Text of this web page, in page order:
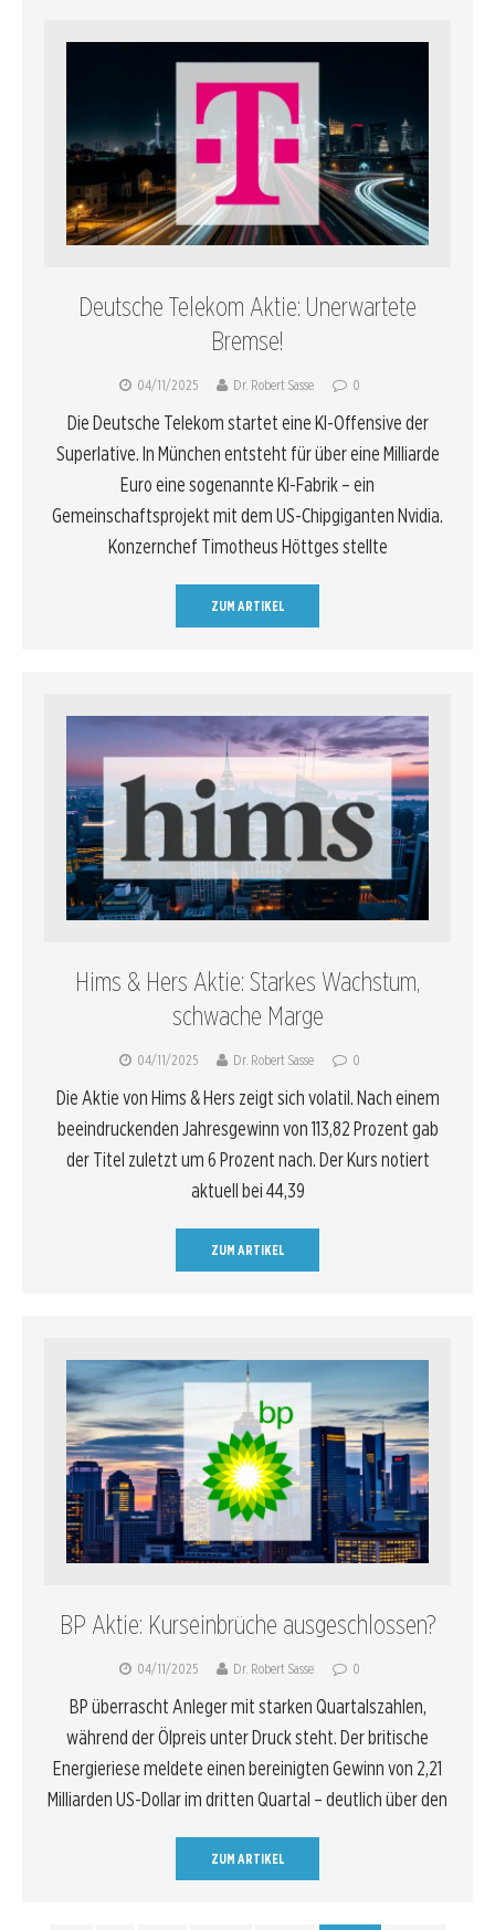
Deutsche Telekom Aktie: Unerwartete
Bremse!
04/11/2025 Dr. Robert Sasse 0
Die Deutsche Telekom startet eine KI-Offensive der
Superlative. In München entsteht für über eine Milliarde
Euro eine sogenannte KI-Fabrik – ein
Gemeinschaftsprojekt mit dem US-Chipgiganten Nvidia.
Konzernchef Timotheus Höttges stellte
ZUM ARTIKEL
Hims & Hers Aktie: Starkes Wachstum,
schwache Marge
04/11/2025 Dr. Robert Sasse 0
Die Aktie von Hims & Hers zeigt sich volatil. Nach einem
beeindruckenden Jahresgewinn von 113,82 Prozent gab
der Titel zuletzt um 6 Prozent nach. Der Kurs notiert
aktuell bei 44,39
ZUM ARTIKEL
BP Aktie: Kurseinbrüche ausgeschlossen?
04/11/2025 Dr. Robert Sasse 0
BP überrascht Anleger mit starken Quartalszahlen,
während der Ölpreis unter Druck steht. Der britische
Energieriese meldete einen bereinigten Gewinn von 2,21
Milliarden US-Dollar im dritten Quartal – deutlich über den
ZUM ARTIKEL